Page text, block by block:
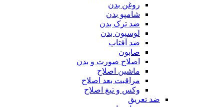
روغن بدن
شامپو بدن
ضد ترک بدن
لوسیون بدن
ضد آفتاب
صابون
اصلاح صورت و بدن
ماشین اصلاح
مراقبت بعد اصلاح
وکس و تیغ اصلاح
ضد تعریق